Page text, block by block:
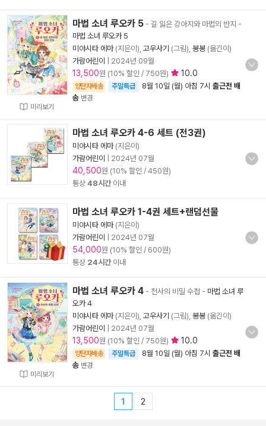
미리보기
마법 소녀 루오카 5 - 길 잃은 강아지와 마법의 반지 -
마법 소녀 루오카 5
미야시타 에마(지은이), 고우사기 (그림), 봉봉 (옮긴이)
가람어린이
2024년 09월
13,500원 (10% 할인 / 750원) 10.0
양탄자배송 주말특급 8월 10일 (월) 아침 7시 출근전 배
송 변경
마법 소녀 루오카 4-6 세트 (전3권)
미야시타 에마(지은이)
가람어린이
2024년 07월
40,500원 (10% 할인 / 450원)
통상 48시간이내
마법 소녀 루오카 1-4권 세트+랜덤선물
미야시타 에마(지은이)
가람어린이
2024년 07월
54,000원 (10% 할인 / 600원)
통상 24시간이내
미리보기
마법 소녀 루오카 4 - 천사의 비밀 수첩 - 마법 소녀 루
오카 4
미야시타 에마(지은이), 고우사기 (그림), 봉봉 (옮긴이)
가람어린이
2024년 07월
13,500원 (10% 할인 / 750원) 10.0
양탄자배송 주말특급 8월 10일 (월) 아침 7시 출근전 배
송 변경
1 2